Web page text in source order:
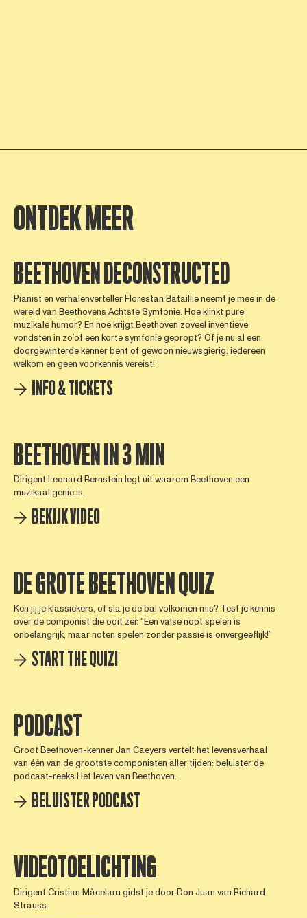
ONTDEK MEER
BEETHOVEN DECONSTRUCTED
Pianist en verhalenverteller Florestan Bataillie neemt je mee in de
wereld van Beethovens Achtste Symfonie. Hoe klinkt pure
muzikale humor? En hoe krijgt Beethoven zoveel inventieve
vondsten in zo’of een korte symfonie gepropt? Of je nu al een
doorgewinterde kenner bent of gewoon nieuwsgierig: iedereen
welkom en geen voorkennis vereist!
INFO & TICKETS
BEETHOVEN IN 3 MIN
Dirigent Leonard Bernstein legt uit waarom Beethoven een
muzikaal genie is.
BEKIJK VIDEO
DE GROTE BEETHOVEN QUIZ
Ken jij je klassiekers, of sla je de bal volkomen mis? Test je kennis
over de componist die ooit zei: “Een valse noot spelen is
onbelangrijk, maar noten spelen zonder passie is onvergeeflijk!”
START THE QUIZ!
PODCAST
Groot Beethoven-kenner Jan Caeyers vertelt het levensverhaal
van één van de grootste componisten aller tijden: beluister de
podcast-reeks Het leven van Beethoven.
BELUISTER PODCAST
VIDEOTOELICHTING
Dirigent Cristian Măcelaru gidst je door Don Juan van Richard
Strauss.